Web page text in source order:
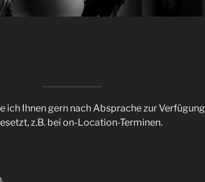
ich Ihnen gern nach Absprache zur
z.B. bei on-Location-Terminen.